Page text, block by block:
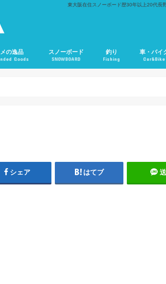
東大阪在住スノーボード歴30年以上20代長
の逸品
Goods
スノーボード
SNOWBOARD
釣り
Fishing
車・バイ
Car&Bike
シェア はてブ